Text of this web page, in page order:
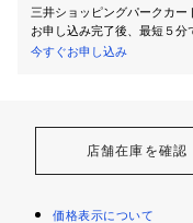
三井ショッピングパークカー
お申し込み完了後、最短５分
今すぐお申し込み
店舗在庫を確認
価格表示について